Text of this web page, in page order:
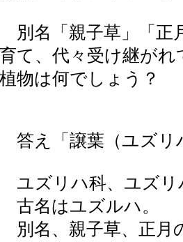
別名「親子草」「正
育て、代々受け継が
植物は何でしょう？
答え「譲葉（ユズリ
ユズリハ科、ユズリ
古名はユズルハ。
別名、親子草、正月